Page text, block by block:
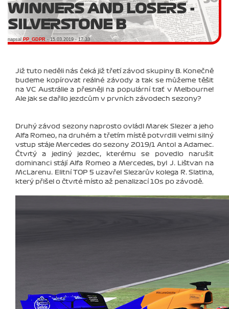
WINNERS AND LOSERS -
SILVERSTONE B
napsal PP_GDPR - 15.03.2019 - 17:33
Již tuto neděli nás čeká již třetí závod skupiny B. Konečně
budeme kopírovat reálné závody a tak se můžeme těšit
na VC Austrálie a přesněji na populární trať v Melbourne!
Ale jak se dařilo jezdcům v prvních závodech sezony?
Druhý závod sezony naprosto ovládl Marek Slezer a jeho
Alfa Romeo, na druhém a třetím místě potvrdili velmi silný
vstup stáje Mercedes do sezony 2019/1 Antol a Adamec.
Čtvrtý a jediný jezdec, kterému se povedlo narušit
dominanci stájí Alfa Romeo a Mercedes, byl J. Lištvan na
McLarenu. Elitní TOP 5 uzavřel Slezarův kolega R. Slatina,
který přišel o čtvrté místo až penalizací 10s po závodě.